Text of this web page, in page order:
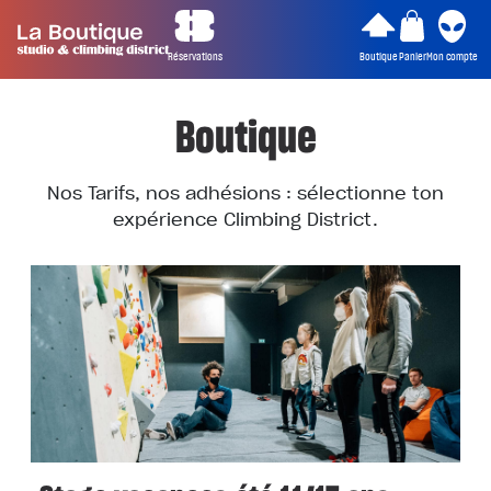
Boutique
Nos Tarifs, nos adhésions : sélectionne ton
expérience Climbing District.
Mon compte
Panier
Boutique
Réservations